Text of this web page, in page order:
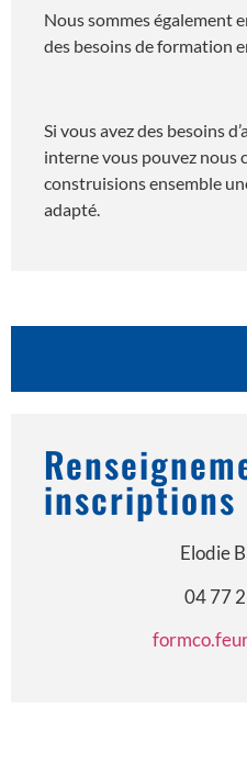
Nous sommes également
des besoins de formation
Si vous avez des besoins
interne vous pouvez nous
construisions ensemble
adapté.
inscriptions
Elodie
04 77